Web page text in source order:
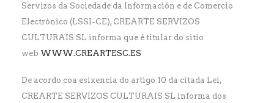
Servizos da Sociedade da Información e de Comercio
Electrónico (LSSI-CE), CREARTE SERVIZOS
CULTURAIS SL informa que é titular do sitio
web WWW.CREARTESC.ES
De acordo coa esixencia do artigo 10 da citada Lei,
CREARTE SERVIZOS CULTURAIS SL informa dos